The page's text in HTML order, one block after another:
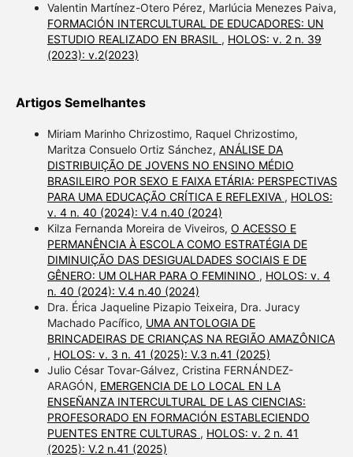
Valentin Martínez-Otero Pérez, Marlúcia Menezes Paiva,
FORMACIÓN INTERCULTURAL DE EDUCADORES: UN
ESTUDIO REALIZADO EN BRASIL , HOLOS: v. 2 n. 39
(2023): v.2(2023)
Artigos Semelhantes
Miriam Marinho Chrizostimo, Raquel Chrizostimo,
Maritza Consuelo Ortiz Sánchez, ANÁLISE DA
DISTRIBUIÇÃO DE JOVENS NO ENSINO MÉDIO
BRASILEIRO POR SEXO E FAIXA ETÁRIA: PERSPECTIVAS
PARA UMA EDUCAÇÃO CRÍTICA E REFLEXIVA , HOLOS:
v. 4 n. 40 (2024): V.4 n.40 (2024)
Kilza Fernanda Moreira de Viveiros, O ACESSO E
PERMANÊNCIA À ESCOLA COMO ESTRATÉGIA DE
DIMINUIÇÃO DAS DESIGUALDADES SOCIAIS E DE
GÊNERO: UM OLHAR PARA O FEMININO , HOLOS: v. 4
n. 40 (2024): V.4 n.40 (2024)
Dra. Érica Jaqueline Pizapio Teixeira, Dra. Juracy
Machado Pacífico, UMA ANTOLOGIA DE
BRINCADEIRAS DE CRIANÇAS NA REGIÃO AMAZÔNICA
, HOLOS: v. 3 n. 41 (2025): V.3 n.41 (2025)
Julio César Tovar-Gálvez, Cristina FERNÁNDEZ-
ARAGÓN, EMERGENCIA DE LO LOCAL EN LA
ENSEÑANZA INTERCULTURAL DE LAS CIENCIAS:
PROFESORADO EN FORMACIÓN ESTABLECIENDO
PUENTES ENTRE CULTURAS , HOLOS: v. 2 n. 41
(2025): V.2 n.41 (2025)